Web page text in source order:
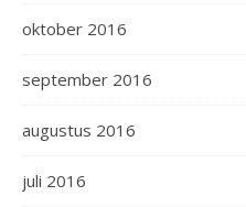
oktober 2016
september 2016
augustus 2016
juli 2016